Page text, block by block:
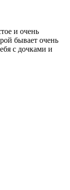
и очень
бывает очень
с дочками и